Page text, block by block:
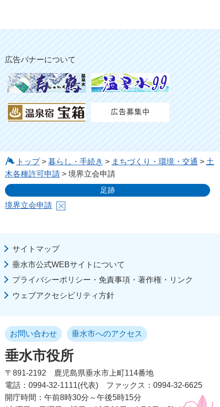
広告バナーについて
トップ> 暮らし・手続き > まちづくり・環境・交通 > 土
木各種許可申請 > 境界立会申請
足跡
境界立会申請
サイトマップ
垂水市公式WEBサイトについて
プライバシーポリシー・免責事項・著作権・リンク
ウェブアクセシビリティ方針
垂水市役所
お問い合わせ 垂水市へのアクセス
〒891-2192
鹿児島県垂水市上町114番地
電話：0994-32-1111(代表)
ファックス：0994-32-6625
開庁時間：午前8時30分～午後5時15分